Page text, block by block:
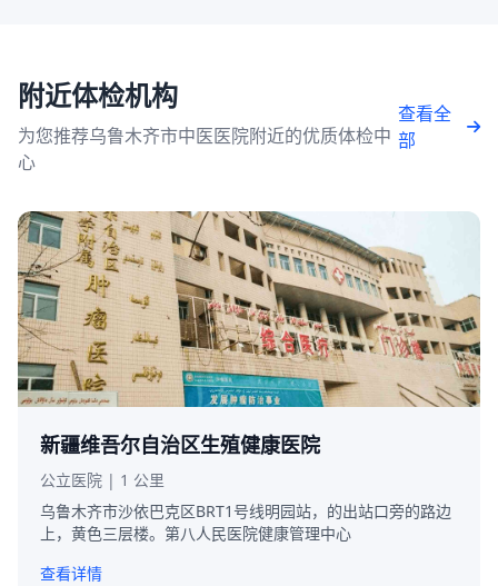
附近体检机构
为您推荐乌鲁木齐市中医医院附近的优质体检中
心
查看全
部
新疆维吾尔自治区生殖健康医院
公立医院 | 1 公里
乌鲁木齐市沙依巴克区BRT1号线明园站，的出站口旁的路边
上，黄色三层楼。第八人民医院健康管理中心
查看详情